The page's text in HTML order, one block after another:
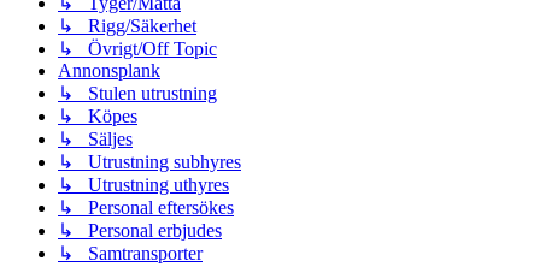
↳ Rigg/Säkerhet
↳ Övrigt/Off Topic
Annonsplank
↳ Stulen utrustning
↳ Köpes
↳ Säljes
↳ Utrustning subhyres
↳ Utrustning uthyres
↳ Personal eftersökes
↳ Personal erbjudes
↳ Samtransporter